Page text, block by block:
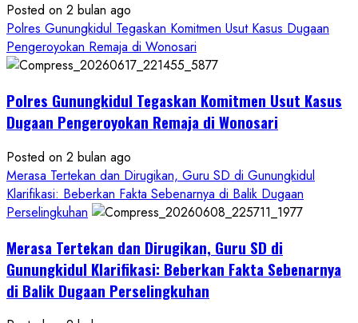
Posted on 2 bulan ago
Polres Gunungkidul Tegaskan Komitmen Usut Kasus Dugaan
Pengeroyokan Remaja di Wonosari
Polres Gunungkidul Tegaskan Komitmen Usut Kasus
Dugaan Pengeroyokan Remaja di Wonosari
Posted on 2 bulan ago
Merasa Tertekan dan Dirugikan, Guru SD di Gunungkidul
Klarifikasi: Beberkan Fakta Sebenarnya di Balik Dugaan
Perselingkuhan
Merasa Tertekan dan Dirugikan, Guru SD di
Gunungkidul Klarifikasi: Beberkan Fakta Sebenarnya
di Balik Dugaan Perselingkuhan